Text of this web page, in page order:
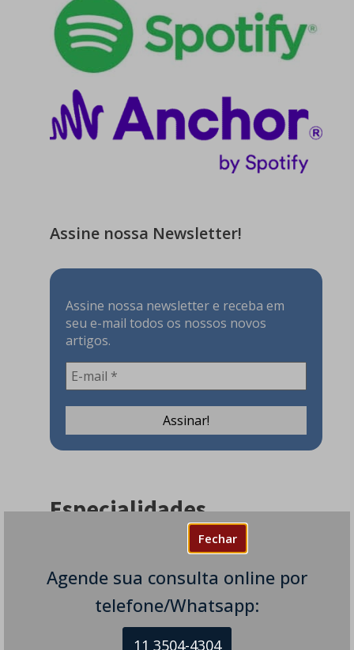
Fechar
Agende sua consulta online por
telefone/Whatsapp:
11 3504-4304
Assine nossa Newsletter!
Assine nossa newsletter e receba em
seu e-mail todos os nossos novos
artigos.
Especialidades
Acidente Vascular Cerebral
Alimentação
Ataxia
Canabidiol
Coronavirus